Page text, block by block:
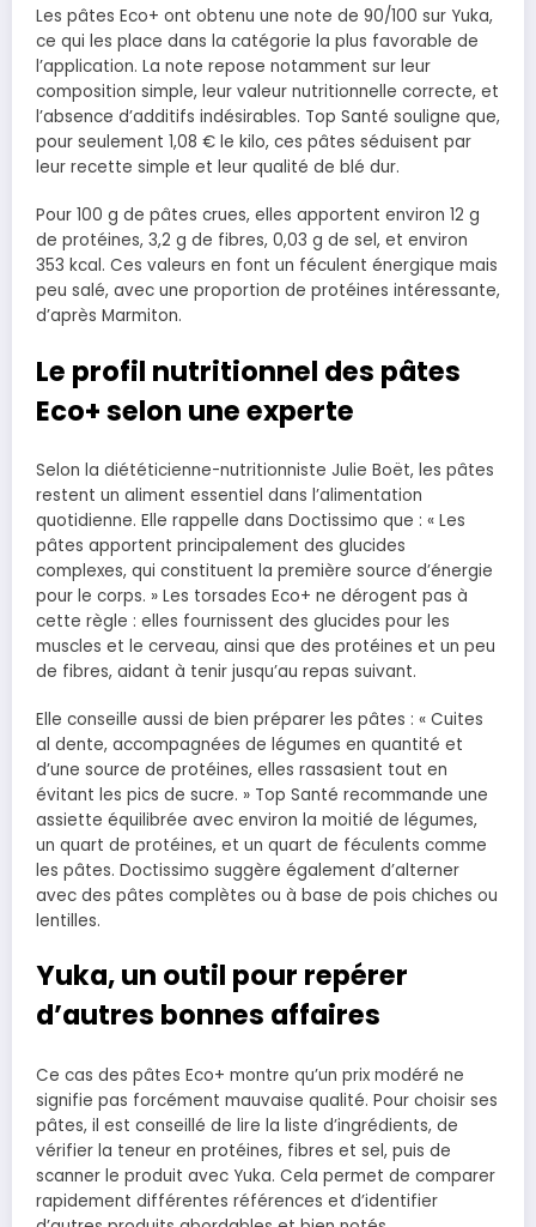
Les pâtes Eco+ ont obtenu une note de 90/100 sur Yuka,
ce qui les place dans la catégorie la plus favorable de
l’application. La note repose notamment sur leur
composition simple, leur valeur nutritionnelle correcte, et
l’absence d’additifs indésirables. Top Santé souligne que,
pour seulement 1,08 € le kilo, ces pâtes séduisent par
leur recette simple et leur qualité de blé dur.
Pour 100 g de pâtes crues, elles apportent environ 12 g
de protéines, 3,2 g de fibres, 0,03 g de sel, et environ
353 kcal. Ces valeurs en font un féculent énergique mais
peu salé, avec une proportion de protéines intéressante,
d’après Marmiton.
Le profil nutritionnel des pâtes
Eco+ selon une experte
Selon la diététicienne-nutritionniste Julie Boët, les pâtes
restent un aliment essentiel dans l’alimentation
quotidienne. Elle rappelle dans Doctissimo que : « Les
pâtes apportent principalement des glucides
complexes, qui constituent la première source d’énergie
pour le corps. » Les torsades Eco+ ne dérogent pas à
cette règle : elles fournissent des glucides pour les
muscles et le cerveau, ainsi que des protéines et un peu
de fibres, aidant à tenir jusqu’au repas suivant.
Elle conseille aussi de bien préparer les pâtes : « Cuites
al dente, accompagnées de légumes en quantité et
d’une source de protéines, elles rassasient tout en
évitant les pics de sucre. » Top Santé recommande une
assiette équilibrée avec environ la moitié de légumes,
un quart de protéines, et un quart de féculents comme
les pâtes. Doctissimo suggère également d’alterner
avec des pâtes complètes ou à base de pois chiches ou
lentilles.
Yuka, un outil pour repérer
d’autres bonnes affaires
Ce cas des pâtes Eco+ montre qu’un prix modéré ne
signifie pas forcément mauvaise qualité. Pour choisir ses
pâtes, il est conseillé de lire la liste d’ingrédients, de
vérifier la teneur en protéines, fibres et sel, puis de
scanner le produit avec Yuka. Cela permet de comparer
rapidement différentes références et d’identifier